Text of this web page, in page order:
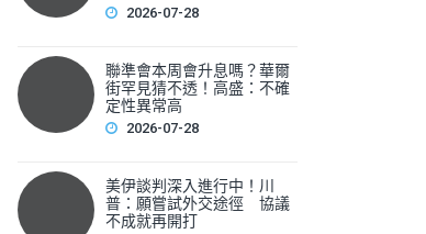
聯準會本周會升息嗎？華
2026-07-28
聯準會本周會升息嗎？華爾
街罕見猜不透！高盛：不確
定性異常高
2026-07-28
美伊談判深入進行中！川
普：願嘗試外交途徑 協議
不成就再開打